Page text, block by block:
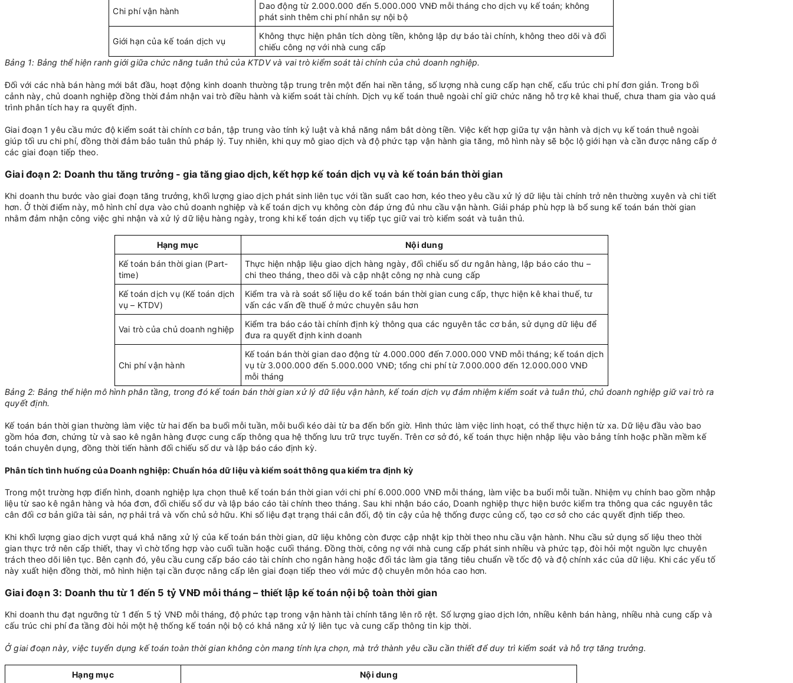
Chi phí vận hành
Dao động từ 2.000.000 đến 5.000.000 VNĐ mỗi tháng cho dịch vụ kế toán; không
phát sinh thêm chi phí nhân sự nội bộ
Giới hạn của kế toán dịch vụ
Không thực hiện phân tích dòng tiền, không lập dự báo tài chính, không theo dõi và đối
chiếu công nợ với nhà cung cấp
Bảng 1: Bảng thể hiện ranh giới giữa chức năng tuân thủ của KTDV và vai trò kiểm soát tài chính của chủ doanh nghiệp.
Đối với các nhà bán hàng mới bắt đầu, hoạt động kinh doanh thường tập trung trên một đến hai nền tảng, số lượng nhà cung cấp hạn chế, cấu trúc chi phí đơn giản. Trong bối
cảnh này, chủ doanh nghiệp đồng thời đảm nhận vai trò điều hành và kiểm soát tài chính. Dịch vụ kế toán thuê ngoài chỉ giữ chức năng hỗ trợ kê khai thuế, chưa tham gia vào quá
trình phân tích hay ra quyết định.
Giai đoạn 1 yêu cầu mức độ kiểm soát tài chính cơ bản, tập trung vào tính kỷ luật và khả năng nắm bắt dòng tiền. Việc kết hợp giữa tự vận hành và dịch vụ kế toán thuê ngoài
giúp tối ưu chi phí, đồng thời đảm bảo tuân thủ pháp lý. Tuy nhiên, khi quy mô giao dịch và độ phức tạp vận hành gia tăng, mô hình này sẽ bộc lộ giới hạn và cần được nâng cấp ở
các giai đoạn tiếp theo.
Giai đoạn 2: Doanh thu tăng trưởng - gia tăng giao dịch, kết hợp kế toán dịch vụ và kế toán bán thời gian
Khi doanh thu bước vào giai đoạn tăng trưởng, khối lượng giao dịch phát sinh liên tục với tần suất cao hơn, kéo theo yêu cầu xử lý dữ liệu tài chính trở nên thường xuyên và chi tiết
hơn. Ở thời điểm này, mô hình chỉ dựa vào chủ doanh nghiệp và kế toán dịch vụ không còn đáp ứng đủ nhu cầu vận hành. Giải pháp phù hợp là bổ sung kế toán bán thời gian
nhằm đảm nhận công việc ghi nhận và xử lý dữ liệu hàng ngày, trong khi kế toán dịch vụ tiếp tục giữ vai trò kiểm soát và tuân thủ.
Hạng mục
Nội dung
Kế toán bán thời gian (Part-
time)
Thực hiện nhập liệu giao dịch hàng ngày, đối chiếu số dư ngân hàng, lập báo cáo thu –
chi theo tháng, theo dõi và cập nhật công nợ nhà cung cấp
Kế toán dịch vụ (Kế toán dịch
vụ – KTDV)
Kiểm tra và rà soát số liệu do kế toán bán thời gian cung cấp, thực hiện kê khai thuế, tư
vấn các vấn đề thuế ở mức chuyên sâu hơn
Vai trò của chủ doanh nghiệp
Kiểm tra báo cáo tài chính định kỳ thông qua các nguyên tắc cơ bản, sử dụng dữ liệu để
đưa ra quyết định kinh doanh
Chi phí vận hành
Kế toán bán thời gian dao động từ 4.000.000 đến 7.000.000 VNĐ mỗi tháng; kế toán dịch
vụ từ 3.000.000 đến 5.000.000 VNĐ; tổng chi phí từ 7.000.000 đến 12.000.000 VNĐ
mỗi tháng
Bảng 2: Bảng thể hiện mô hình phân tầng, trong đó kế toán bán thời gian xử lý dữ liệu vận hành, kế toán dịch vụ đảm nhiệm kiểm soát và tuân thủ, chủ doanh nghiệp giữ vai trò ra
quyết định.
Kế toán bán thời gian thường làm việc từ hai đến ba buổi mỗi tuần, mỗi buổi kéo dài từ ba đến bốn giờ. Hình thức làm việc linh hoạt, có thể thực hiện từ xa. Dữ liệu đầu vào bao
gồm hóa đơn, chứng từ và sao kê ngân hàng được cung cấp thông qua hệ thống lưu trữ trực tuyến. Trên cơ sở đó, kế toán thực hiện nhập liệu vào bảng tính hoặc phần mềm kế
toán chuyên dụng, đồng thời tiến hành đối chiếu số dư và lập báo cáo định kỳ.
Phân tích tình huống củaDoanh nghiệp: Chuẩn hóa dữ liệu và kiểm soát thông qua kiểm tra định kỳ
Trong một trường hợp điển hình, doanh nghiệp lựa chọn thuê kế toán bán thời gian với chi phí 6.000.000 VNĐ mỗi tháng, làm việc ba buổi mỗi tuần. Nhiệm vụ chính bao gồm nhập
liệu từ sao kê ngân hàng và hóa đơn, đối chiếu số dư và lập báo cáo tài chính theo tháng. Sau khi nhận báo cáo, Doanh nghiệp thực hiện bước kiểm tra thông qua các nguyên tắc
cân đối cơ bản giữa tài sản, nợ phải trả và vốn chủ sở hữu. Khi số liệu đạt trạng thái cân đối, độ tin cậy của hệ thống được củng cố, tạo cơ sở cho các quyết định tiếp theo.
Khi khối lượng giao dịch vượt quá khả năng xử lý của kế toán bán thời gian, dữ liệu không còn được cập nhật kịp thời theo nhu cầu vận hành. Nhu cầu sử dụng số liệu theo thời
gian thực trở nên cấp thiết, thay vì chờ tổng hợp vào cuối tuần hoặc cuối tháng. Đồng thời, công nợ với nhà cung cấp phát sinh nhiều và phức tạp, đòi hỏi một nguồn lực chuyên
trách theo dõi liên tục. Bên cạnh đó, yêu cầu cung cấp báo cáo tài chính cho ngân hàng hoặc đối tác làm gia tăng tiêu chuẩn về tốc độ và độ chính xác của dữ liệu. Khi các yếu tố
này xuất hiện đồng thời, mô hình hiện tại cần được nâng cấp lên giai đoạn tiếp theo với mức độ chuyên môn hóa cao hơn.
Giai đoạn 3: Doanh thu từ 1 đến 5 tỷ VNĐ mỗi tháng – thiết lập kế toán nội bộ toàn thời gian
Khi doanh thu đạt ngưỡng từ 1 đến 5 tỷ VNĐ mỗi tháng, độ phức tạp trong vận hành tài chính tăng lên rõ rệt. Số lượng giao dịch lớn, nhiều kênh bán hàng, nhiều nhà cung cấp và
cấu trúc chi phí đa tầng đòi hỏi một hệ thống kế toán nội bộ có khả năng xử lý liên tục và cung cấp thông tin kịp thời.
Ở giai đoạn này, việc tuyển dụng kế toán toàn thời gian không còn mang tính lựa chọn, mà trở thành yêu cầu cần thiết để duy trì kiểm soát và hỗ trợ tăng trưởng.
Hạng mục Nội dung